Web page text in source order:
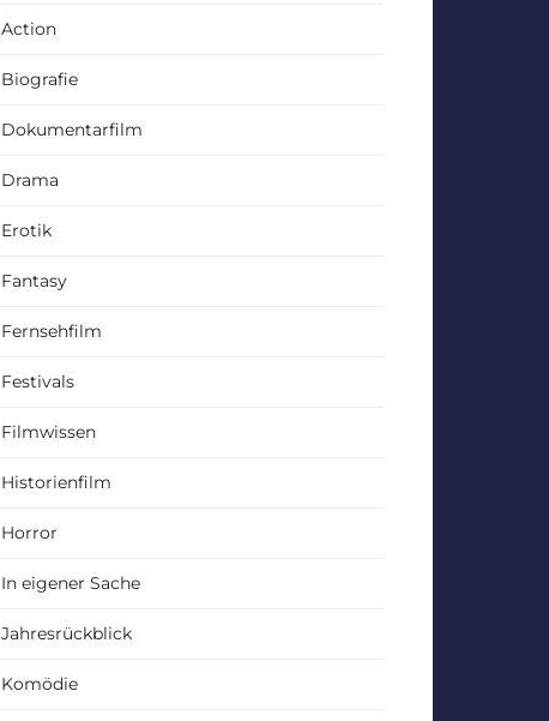
Action
Biografie
Dokumentarfilm
Drama
Erotik
Fantasy
Fernsehfilm
Festivals
Filmwissen
Historienfilm
Horror
In eigener Sache
Jahresrückblick
Komödie